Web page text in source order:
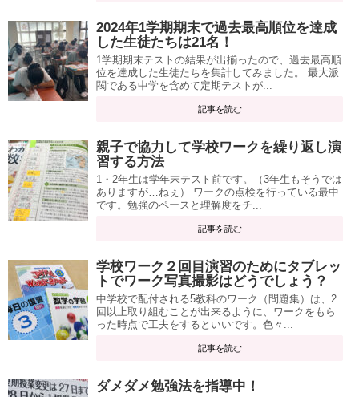
2024年1学期期末で過去最高順位を達成
した生徒たちは21名！
1学期期末テストの結果が出揃ったので、過去最高順
位を達成した生徒たちを集計してみました。 最大派
閥である中学を含めて定期テストが...
記事を読む
親子で協力して学校ワークを繰り返し演
習する方法
1・2年生は学年末テスト前です。（3年生もそうでは
ありますが…ねぇ） ワークの点検を行っている最中
です。勉強のペースと理解度をチ...
記事を読む
学校ワーク２回目演習のためにタブレッ
トでワーク写真撮影はどうでしょう？
中学校で配付される5教科のワーク（問題集）は、2
回以上取り組むことが出来るように、ワークをもら
った時点で工夫をするといいです。色々...
記事を読む
ダメダメ勉強法を指導中！